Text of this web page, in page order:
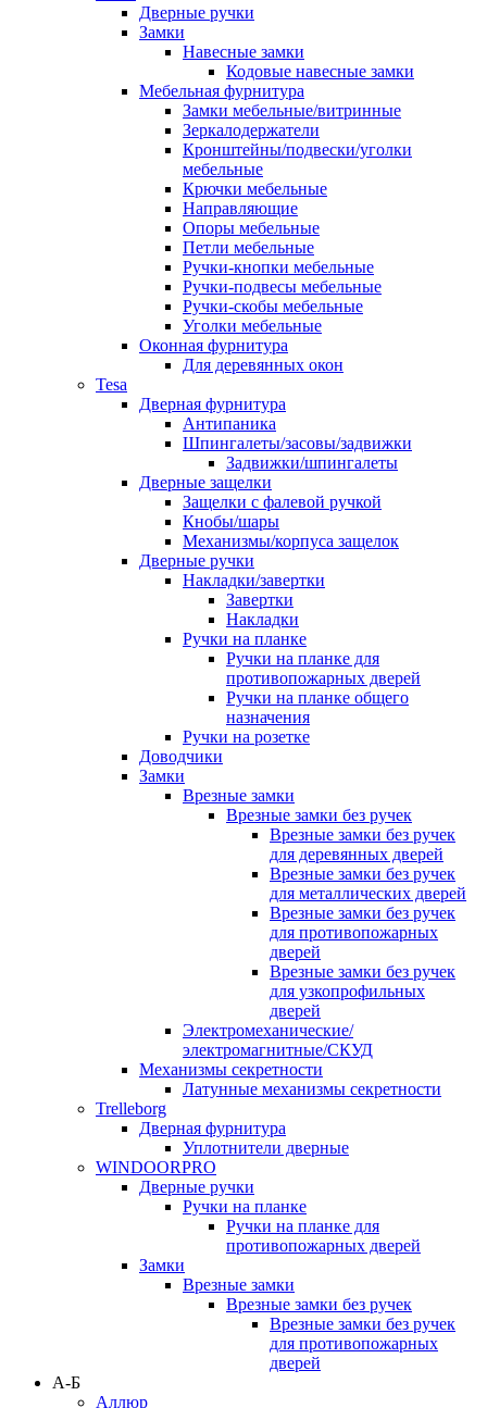
Дверные ручки
Замки
Навесные замки
Кодовые навесные замки
Мебельная фурнитура
Замки мебельные/витринные
Зеркалодержатели
Кронштейны/подвески/уголки
мебельные
Крючки мебельные
Направляющие
Опоры мебельные
Петли мебельные
Ручки-кнопки мебельные
Ручки-подвесы мебельные
Ручки-скобы мебельные
Уголки мебельные
Оконная фурнитура
Для деревянных окон
Tesa
Дверная фурнитура
Антипаника
Шпингалеты/засовы/задвижки
Задвижки/шпингалеты
Дверные защелки
Защелки с фалевой ручкой
Кнобы/шары
Механизмы/корпуса защелок
Дверные ручки
Накладки/завертки
Завертки
Накладки
Ручки на планке
Ручки на планке для
противопожарных дверей
Ручки на планке общего
назначения
Ручки на розетке
Доводчики
Замки
Врезные замки
Врезные замки без ручек
Врезные замки без ручек
для деревянных дверей
Врезные замки без ручек
для металлических дверей
Врезные замки без ручек
для противопожарных
дверей
Врезные замки без ручек
для узкопрофильных
дверей
Электромеханические/
электромагнитные/СКУД
Механизмы секретности
Латунные механизмы секретности
Trelleborg
Дверная фурнитура
Уплотнители дверные
WINDOORPRO
Дверные ручки
Ручки на планке
Ручки на планке для
противопожарных дверей
Замки
Врезные замки
Врезные замки без ручек
Врезные замки без ручек
для противопожарных
дверей
А-Б
Аллюр